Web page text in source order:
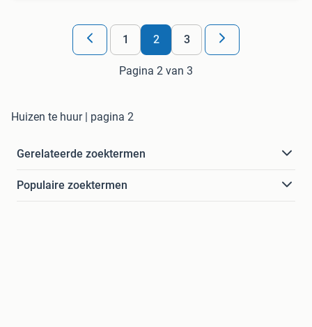
1 2 3
Pagina 2 van 3
Huizen te huur | pagina 2
Gerelateerde zoektermen
Populaire zoektermen